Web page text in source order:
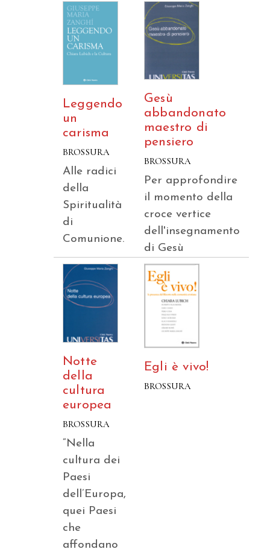
Leggendo
un
carisma
BROSSURA
Alle radici
della
Spiritualità
di
Comunione.
Gesù
abbandonato
maestro di
pensiero
BROSSURA
Per approfondire
il momento della
croce vertice
dell'insegnamento
di Gesù
Notte
della
cultura
europea
BROSSURA
“Nella
cultura dei
Paesi
dell’Europa,
quei Paesi
che
affondano
Egli è vivo!
BROSSURA